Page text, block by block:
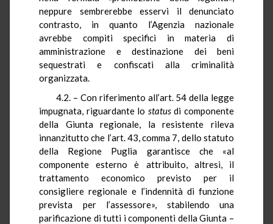
neppure sembrerebbe esservi il denunciato
contrasto, in quanto l’Agenzia nazionale
avrebbe compiti specifici in materia di
amministrazione e destinazione dei beni
sequestrati e confiscati alla criminalità
organizzata.
4.2. – Con riferimento all’art. 54 della legge
impugnata, riguardante lo statusdi componente
della Giunta regionale, la resistente rileva
innanzitutto che l’art. 43, comma 7, dello statuto
della Regione Puglia garantisce che «al
componente esterno è attribuito, altresì, il
trattamento economico previsto per il
consigliere regionale e l’indennità di funzione
prevista per l’assessore», stabilendo una
parificazione di tutti i componenti della Giunta –